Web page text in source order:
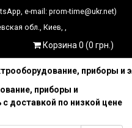
e-mail: prom-time@ukr.net)
обл., Киев, ,
Корзина 0 (0 грн.)
приборы и
доставкой по низкой цене